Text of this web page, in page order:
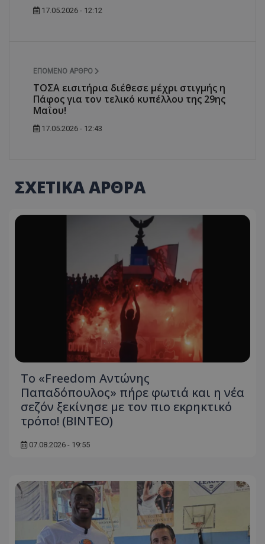
17.05.2026 - 12:12
ΕΠΌΜΕΝΟ ΆΡΘΡΟ
ΤΟΣΑ εισιτήρια διέθεσε μέχρι στιγμής η
Πάφος για τον τελικό κυπέλλου της 29ης
Μαΐου!
17.05.2026 - 12:43
ΣΧΕΤΙΚΑ ΑΡΘΡΑ
Το «Freedom Αντώνης
Παπαδόπουλος» πήρε φωτιά και η νέα
σεζόν ξεκίνησε με τον πιο εκρηκτικό
τρόπο! (ΒΙΝΤΕΟ)
07.08.2026 - 19:55